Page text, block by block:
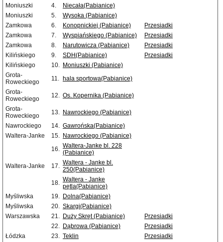
Moniuszki
4.
Niecała(Pabianice)
Moniuszki
5.
Wysoka (Pabianice)
Zamkowa
6. Konopnickiej (Pabianice)
Przesiadki
Zamkowa
7. Wyspiańskiego (Pabianice)
Przesiadki
Zamkowa
8. Narutowicza (Pabianice)
Przesiadki
Kilińskiego
9. SDH(Pabianice)
Przesiadki
Kilińskiego
10. Moniuszki (Pabianice)
Grota-
Roweckiego
11. hala sportowa(Pabianice)
Grota-
Roweckiego
12. Os. Kopernika (Pabianice)
Grota-
Roweckiego
13. Nawrockiego (Pabianice)
Nawrockiego
14. Gawrońska(Pabianice)
Waltera-Janke
15. Nawrockiego (Pabianice)
16. Waltera-Janke bl. 228
(Pabianice)
Waltera-Janke
17. Waltera - Janke bl.
250(Pabianice)
18. Waltera - Janke
pętla(Pabianice)
Myśliwska
19. Dolna(Pabianice)
Myśliwska
20. Skargi(Pabianice)
Warszawska
21. Duży Skręt (Pabianice)
Przesiadki
22. Dąbrowa (Pabianice)
Przesiadki
Łódzka
23. Teklin
Przesiadki